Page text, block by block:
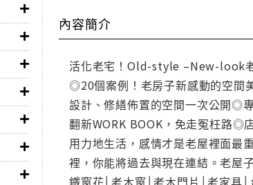
內容簡介
活化老宅！Old-style –New-look
◎20個案例！老房子新感動的空間
設計、修繕佈置的空間一次公開◎
翻新WORK BOOK，免走冤枉路◎
用力地生活，感情才是老屋裡面最
裡，你能將過去與現在連結。老屋
鐵窗花│老木窗│老木門片│老家具